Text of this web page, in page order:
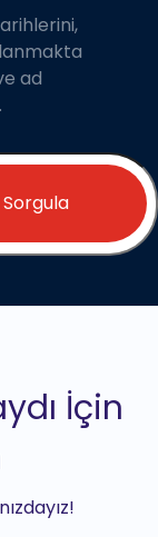
ad
Sorgula
İçin